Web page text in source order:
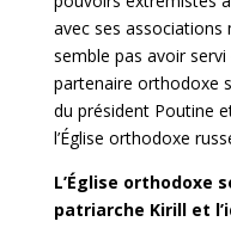
avec ses associations
semble pas avoir
partenaire orthodoxe
du président Poutine
l’Église orthodoxe
L’Église orthodoxe
patriarche Kirill et